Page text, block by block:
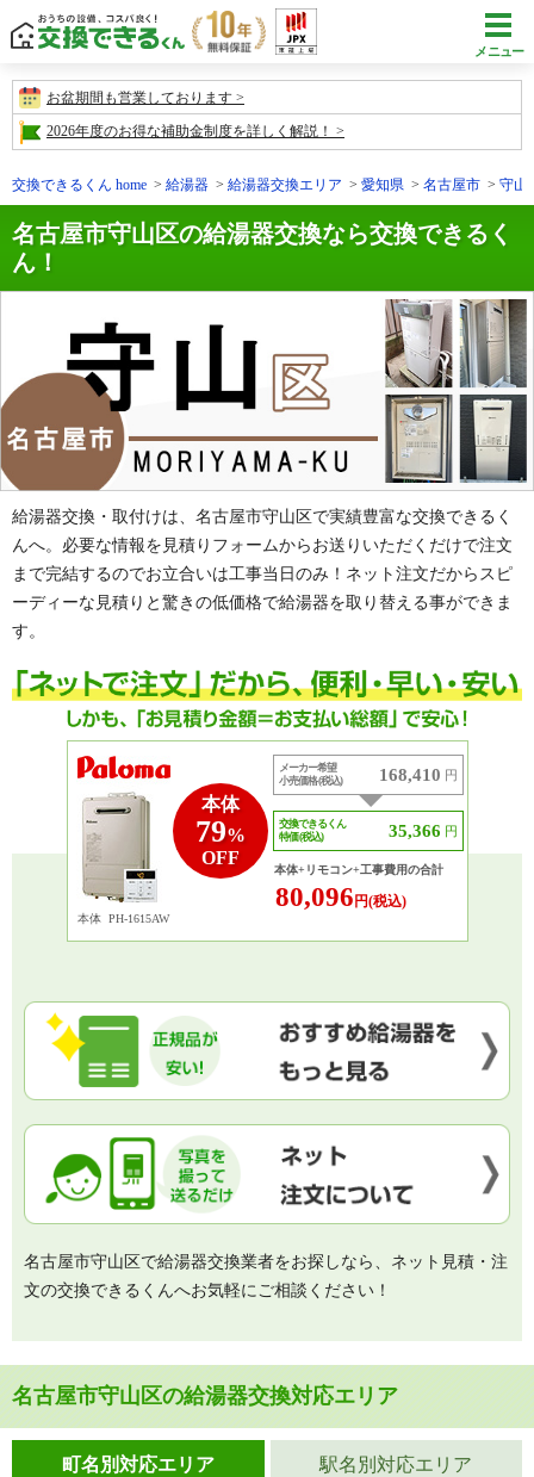
メニュー
お盆期間も営業しております
2026年度のお得な補助金制度を詳しく解説！
交換できるくん home 給湯器 給湯器交換エリア 愛知県 名古屋市 守山
名古屋市守山区の給湯器交換なら交換できるく
ん！
給湯器交換・取付けは、名古屋市守山区で実績豊富な交換できるく
んへ。必要な情報を見積りフォームからお送りいただくだけで注文
まで完結するのでお立合いは工事当日のみ！ネット注文だからスピ
ーディーな見積りと驚きの低価格で給湯器を取り替える事ができま
す。
本体
79%
OFF
本体 PH-1615AW
メーカー希望
小売価格 (税込)
168,410 円
交換できるくん
特価 (税込)
35,366 円
本体+リモコン+工事費用の合計
80,096円(税込)
名古屋市守山区で給湯器交換業者をお探しなら、ネット見積・注
文の交換できるくんへお気軽にご相談ください！
名古屋市守山区の給湯器交換対応エリア
町名別対応エリア 駅名別対応エリア